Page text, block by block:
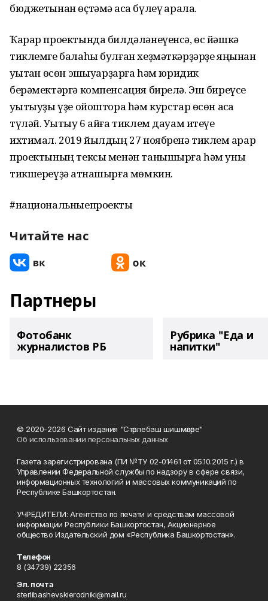
бюджетынан өҫтәмә аҡса бүлеү ҡарала.
Ҡарар проектында билдәләнеүенсә, өс йәшкә
тиклемге балаһы булған хеҙмәткәрҙәрҙе яңынан
уҡытҡан өсөн эшҡыуарҙарға һәм юридик
берәмектәргә компенсация бирелә. Эш биреүсе
уҡытыуҙы үҙе ойоштора һәм курстар өсөн аҡса
түләй. Уҡытыу 6 айға тиклем дауам итеүе
ихтимал. 2019 йылдың 27 ноябренә тиклем ҡарар
проектының тексы менән танышырға һәм уны
тикшереүҙә ҡатнашырға мөмкин.
#национальныепроекты
Читайте нас
Партнеры
Фотобанк
журналистов РБ
Рубрика "Еда и
напитки"
© 2020-2026 Сайт издания "Стәрлебаш шишмәләре"
Об использовании персональных данных
Газета зарегистрирована (ПИ №ТУ 02-01461 от 05.10.2015 г.) в
Управлении Федеральной службы по надзору в сфере связи,
информационных технологий и массовых коммуникаций по
Республике Башкортостан.
УЧРЕДИТЕЛИ: Агентство по печати и средствам массовой
информации Республики Башкортостан, Акционерное
общество Издательский дом «Республика Башкортостан».
Телефон
8 (34739) 22356
Эл. почта
sterlibashevskierodniki@mail.ru